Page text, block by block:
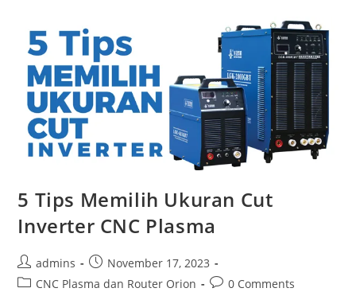
Plasma
Di
Awal
Usaha
Bengkel
Las
5 Tips Memilih Ukuran Cut
Inverter CNC Plasma
Post
author:
admins
Post
published:
November 17, 2023
PostCNC Plasma dan Router Orion
Post0 Comments